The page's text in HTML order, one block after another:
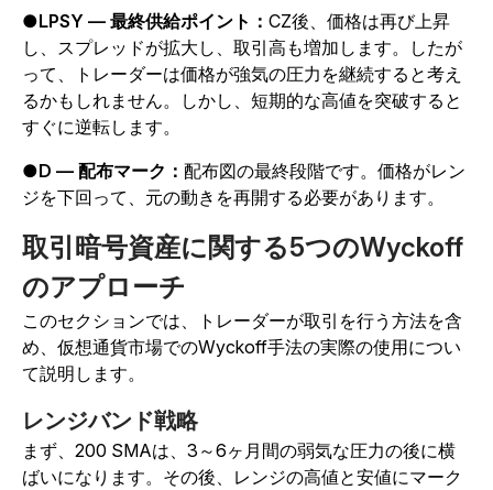
●LPSY — 最終供給ポイント： CZ後、価格は再び上昇
し、スプレッドが拡大し、取引高も増加します。したが
って、トレーダーは価格が強気の圧力を継続すると考え
るかもしれません。しかし、短期的な高値を突破すると
すぐに逆転します。
●D — 配布マーク： 配布図の最終段階です。価格がレン
ジを下回って、元の動きを再開する必要があります。
取引暗号資産に関する5つのWyckoff
のアプローチ
このセクションでは、トレーダーが取引を行う方法を含
め、仮想通貨市場でのWyckoff手法の実際の使用につい
て説明します。
レンジバンド戦略
まず、200 SMAは、3～6ヶ月間の弱気な圧力の後に横
ばいになります。その後、レンジの高値と安値にマーク